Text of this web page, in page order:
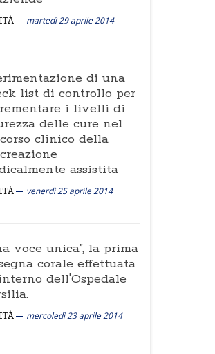
martedì 29 aprile 2014
di una
list di controllo per
i livelli di
delle cure nel
clinico della
assistita
venerdì 25 aprile 2014
voce unica”, la prima
corale effettuata
dell'Ospedale
mercoledì 23 aprile 2014